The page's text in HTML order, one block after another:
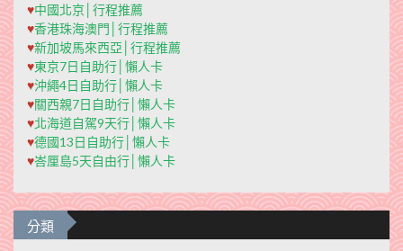
♥中國北京│行程推薦
♥香港珠海澳門│行程推薦
♥新加坡馬來西亞│行程推薦
♥東京7日自助行│懶人卡
♥沖繩4日自助行│懶人卡
♥關西親7日自助行│懶人卡
♥北海道自駕9天行│懶人卡
♥德國13日自助行│懶人卡
♥峇厘島5天自由行│懶人卡
分類